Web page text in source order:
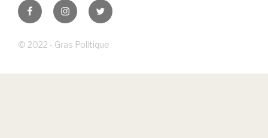
FacebookInstagramTwitter
© 2022 - Gras Politique